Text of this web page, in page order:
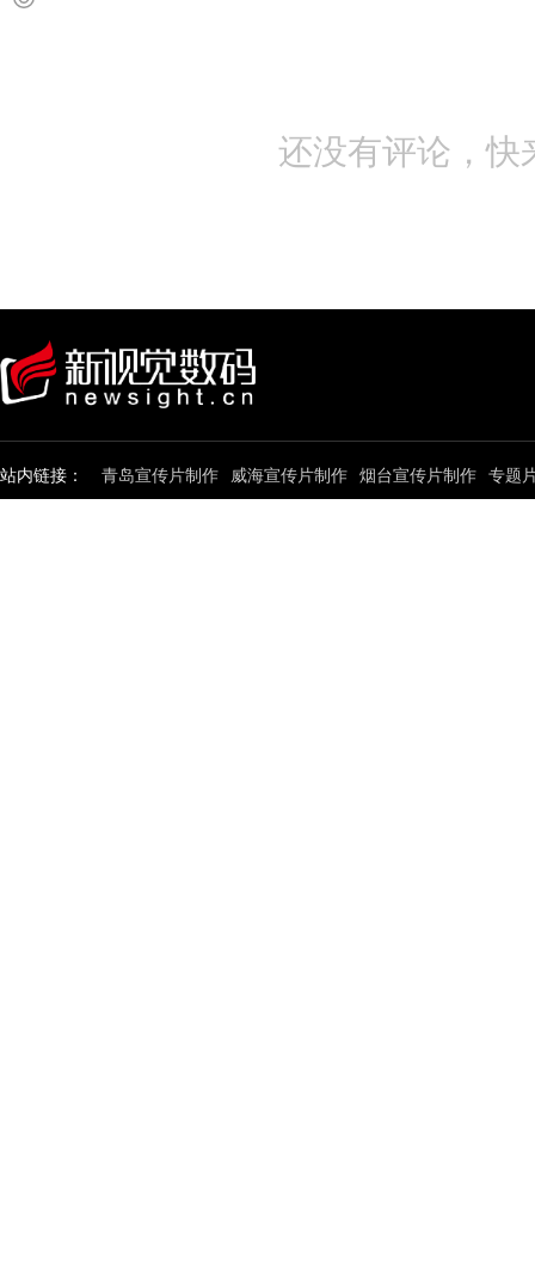
还没有评论，快
站内链接： 青岛宣传片制作 威海宣传片制作 烟台宣传片制作 专题